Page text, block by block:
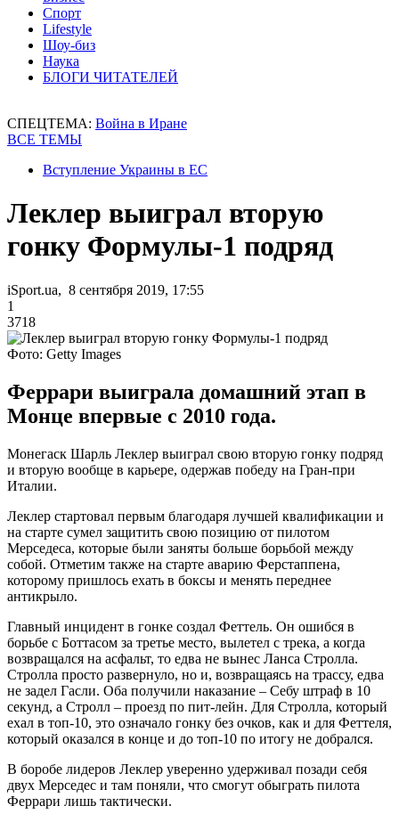
Спорт
Lifestyle
Шоу-биз
Наука
БЛОГИ ЧИТАТЕЛЕЙ
СПЕЦТЕМА: Война в Иране
ВСЕ ТЕМЫ
Вступление Украины в ЕС
Леклер выиграл вторую
гонку Формулы-1 подряд
iSport.ua, 8 сентября 2019, 17:55
1
3718
Фото: Getty Images
Феррари выиграла домашний этап в
Монце впервые с 2010 года.
Монегаск Шарль Леклер выиграл свою вторую гонку подряд
и вторую вообще в карьере, одержав победу на Гран-при
Италии.
Леклер стартовал первым благодаря лучшей квалификации и
на старте сумел защитить свою позицию от пилотом
Мерседеса, которые были заняты больше борьбой между
собой. Отметим также на старте аварию Ферстаппена,
которому пришлось ехать в боксы и менять переднее
антикрыло.
Главный инцидент в гонке создал Феттель. Он ошибся в
борьбе с Боттасом за третье место, вылетел с трека, а когда
возвращался на асфальт, то едва не вынес Ланса Стролла.
Стролла просто развернуло, но и, возвращаясь на трассу, едва
не задел Гасли. Оба получили наказание – Себу штраф в 10
секунд, а Стролл – проезд по пит-лейн. Для Стролла, который
ехал в топ-10, это означало гонку без очков, как и для Феттеля,
который оказался в конце и до топ-10 по итогу не добрался.
В боробе лидеров Леклер уверенно удерживал позади себя
двух Мерседес и там поняли, что смогут обыграть пилота
Феррари лишь тактически.